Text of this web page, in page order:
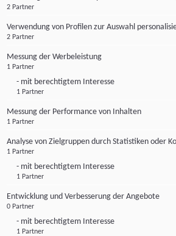
2 Partner
Verwendung von Profilen zur Auswahl
2 Partner
Messung der Werbeleistung
1 Partner
- mit berechtigtem Interesse
1 Partner
Messung der Performance von Inhalten
1 Partner
Analyse von Zielgruppen durch Statistiken oder
1 Partner
- mit berechtigtem Interesse
1 Partner
Entwicklung und Verbesserung der Angebote
0 Partner
- mit berechtigtem Interesse
1 Partner